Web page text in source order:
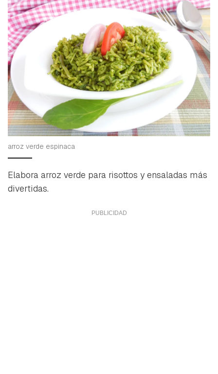
arroz verde espinaca
Elabora arroz verde para risottos y ensaladas más
divertidas.